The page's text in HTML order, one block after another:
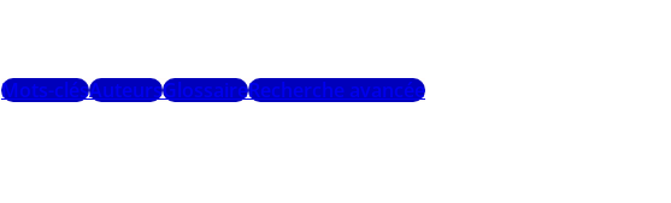
Mots-clésAuteursGlossaireRecherche avancée